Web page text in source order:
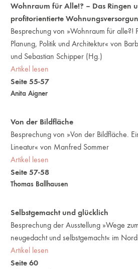
Seite 55-57
Anita Aigner
Wohnraum für Alle!? – Das Ringen
profitorientierte
Besprechung von »Wohnraum für alle?!
Planung, Politik und Architektur« von
und Sebastian Schipper (Hg.)
Artikel lesen
Seite 57-58
Thomas Ballhausen
Von der Bildfläche
Besprechung von »Von der Bildfläche.
Lineatur« von Manfred Sommer
Artikel lesen
Seite 60
Selbstgemacht und glücklich
Besprechung der Ausstellung »Wege
neugedacht und selbstgemacht« im
Artikel lesen